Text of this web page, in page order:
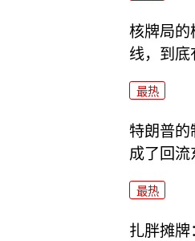
核牌局的
线，到底
最热
特朗普的
成了回流
最热
扎胖摊牌